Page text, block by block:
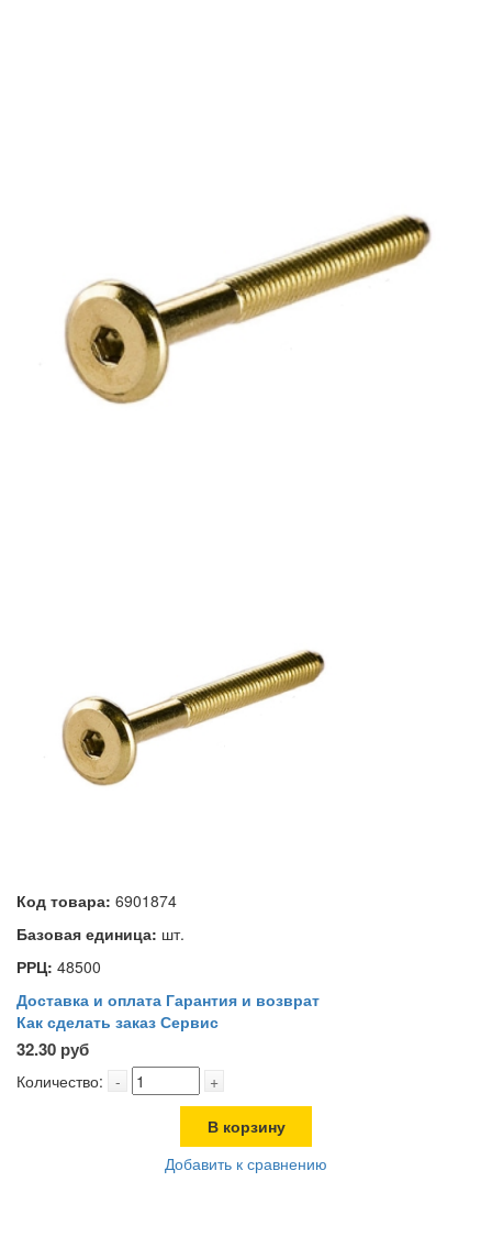
Код товара: 6901874
Базовая единица: шт.
РРЦ: 48500
Доставка и оплата Гарантия и возврат
Как сделать заказ Сервис
32.30 руб
Количество: - +
В корзину
Добавить к сравнению